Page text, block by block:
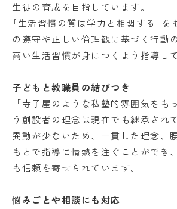
生徒の育成を目指しています。
｢生活習慣の質は学力と相関する｣を
の遵守や正しい倫理観に基づく行動
高い生活習慣が身につくよう指導し
子どもと教職員の結びつき
「寺子屋のような私塾的雰囲気をも
う創設者の理念は現在でも継承され
異動が少ないため、一貫した理念、
もとで指導に情熱を注ぐことができ
も信頼を寄せられています。
悩みごとや相談にも対応